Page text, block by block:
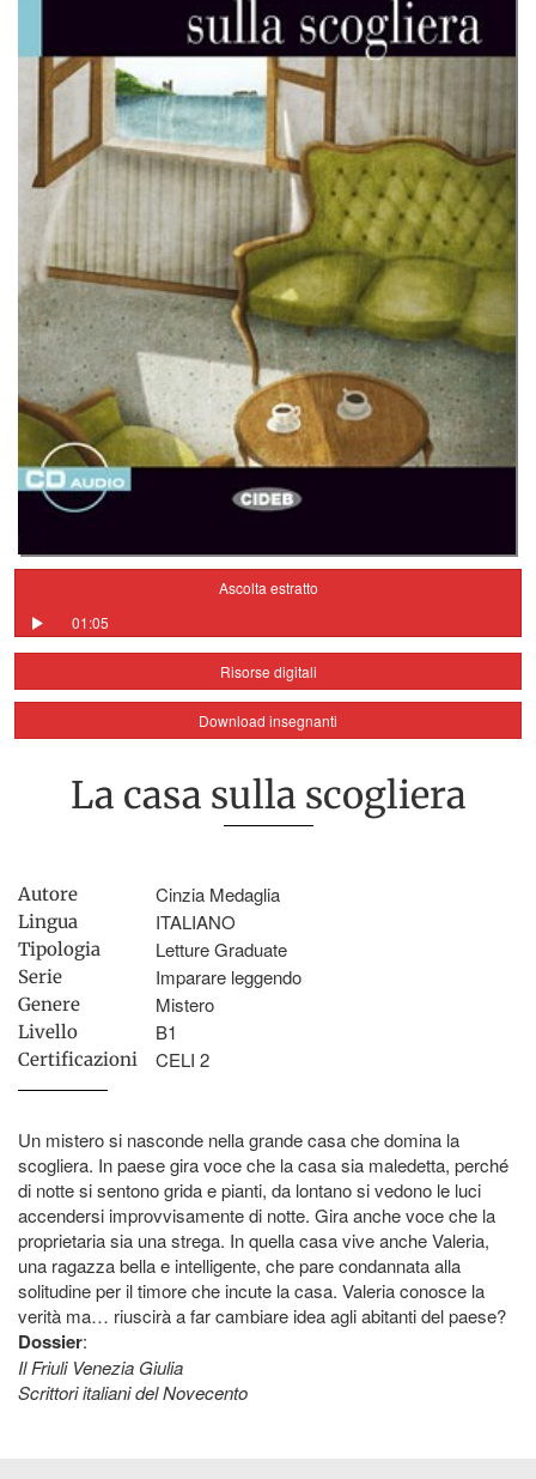
Ascolta estratto
01:05
Risorse digitali
Download insegnanti
La casa sulla scogliera
Autore Cinzia Medaglia
Lingua ITALIANO
Tipologia Letture Graduate
Serie Imparare leggendo
Genere Mistero
Livello B1
Certificazioni CELI 2
Un mistero si nasconde nella grande casa che domina la
scogliera. In paese gira voce che la casa sia maledetta, perché
di notte si sentono grida e pianti, da lontano si vedono le luci
accendersi improvvisamente di notte. Gira anche voce che la
proprietaria sia una strega. In quella casa vive anche Valeria,
una ragazza bella e intelligente, che pare condannata alla
solitudine per il timore che incute la casa. Valeria conosce la
verità ma… riuscirà a far cambiare idea agli abitanti del paese?
Dossier:
Il Friuli Venezia Giulia
Scrittori italiani del Novecento